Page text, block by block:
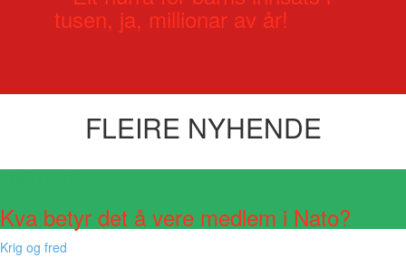
tusen, ja, millionar av år!
FLEIRE NYHENDE
Kva betyr det å vere medlem i Nato?
Krig og fred